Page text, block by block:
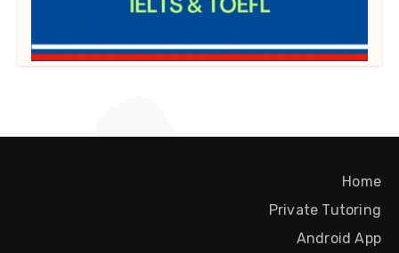
Home
Private Tutoring
Android App